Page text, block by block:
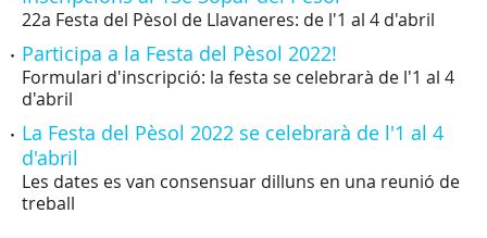
22a Festa del Pèsol de Llavaneres: de l'1 al 4 d'abril
Participa a la Festa del Pèsol 2022!
Formulari d'inscripció: la festa se celebrarà de l'1 al 4
d'abril
La Festa del Pèsol 2022 se celebrarà de l'1 al 4
d'abril
Les dates es van consensuar dilluns en una reunió de
treball